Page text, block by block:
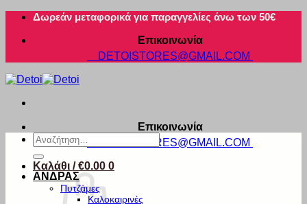
Μετάβαση
περιεχόμενο
Δωρεάν μεταφορικά για παραγγελίες άνω των 50€
Επικοινωνία
DETOISTORES@GMAIL.COM
Επικοινωνία
DETOISTORES@GMAIL.COM
Καλάθι /€0.00 0
Αναζήτηση
για:
ΑΝΔΡΑΣ
Πυτζάμες
Καλοκαιρινές